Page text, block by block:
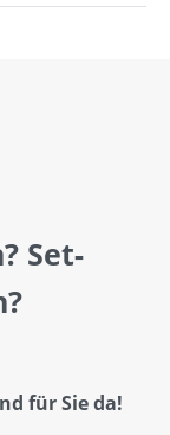
Set-
für Sie da!